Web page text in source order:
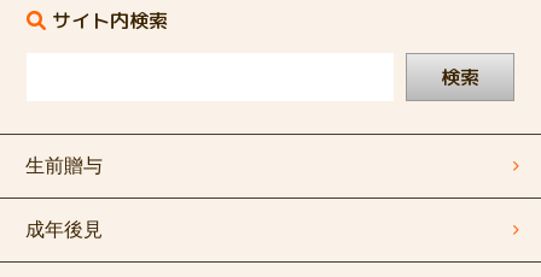
生前贈与
成年後見
サイト内検索
検索